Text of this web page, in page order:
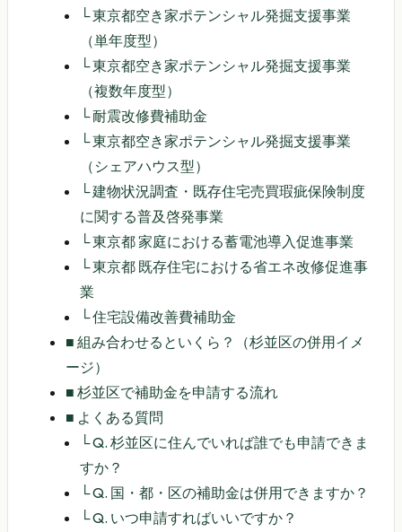
└東京都空き家ポテンシャル発掘支援事業
（単年度型）
└東京都空き家ポテンシャル発掘支援事業
（複数年度型）
└耐震改修費補助金
└東京都空き家ポテンシャル発掘支援事業
（シェアハウス型）
└建物状況調査・既存住宅売買瑕疵保険制度
に関する普及啓発事業
└東京都 家庭における蓄電池導入促進事業
└東京都 既存住宅における省エネ改修促進事
業
└住宅設備改善費補助金
■ 組み合わせるといくら？（杉並区の併用イメ
ージ）
■ 杉並区で補助金を申請する流れ
■ よくある質問
└Q. 杉並区に住んでいれば誰でも申請できま
すか？
└Q. 国・都・区の補助金は併用できますか？
└Q. いつ申請すればいいですか？